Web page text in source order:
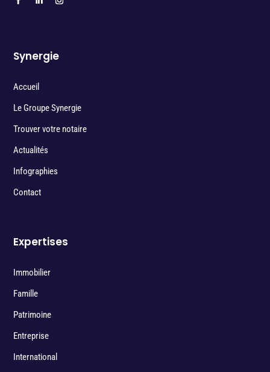
Synergie
Accueil
Le Groupe Synergie
Trouver votre notaire
Actualités
Infographies
Contact
Expertises
Immobilier
Famille
Patrimoine
Entreprise
International